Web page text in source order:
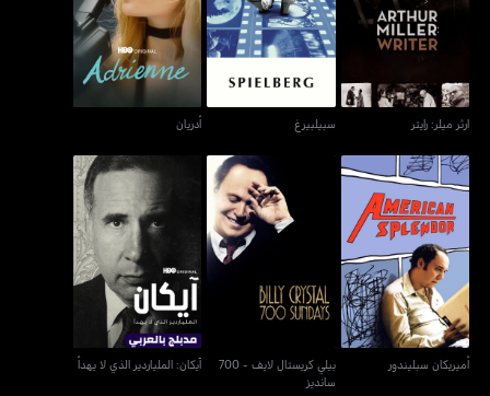
ارثر ميلر: رايتر
ارثر ميلر: رايتر
سبيلبيرغ
سبيلبيرغ
أدريان
أدريان
أميريكان سبليندور
أميريكان سبليندور
بيلي كريستال لايف - 700
بيلي كريستال لايف - 700
سانديز
آيكان: الملياردير الذي لا يهدأ
آيكان: الملياردير الذي لا يهدأ